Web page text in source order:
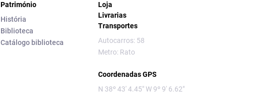
Património
História
Biblioteca
Catálogo biblioteca
Loja
Livrarias
Transportes
Autocarros: 58
Metro: Rato
Coordenadas GPS
N 38º 43' 4.45" W 9º 9' 6.62"